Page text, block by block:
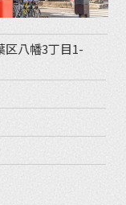
八幡3丁目1-